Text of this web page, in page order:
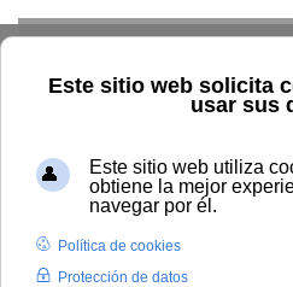
Inicio Estudiar Oferta
sobre enseñanza virtual